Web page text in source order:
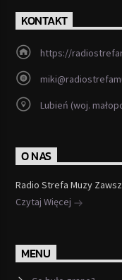
KONTAKT
https://
Lubień (woj.
O NAS
Radio Strefa Muzy
Czytaj Więcej
MENU